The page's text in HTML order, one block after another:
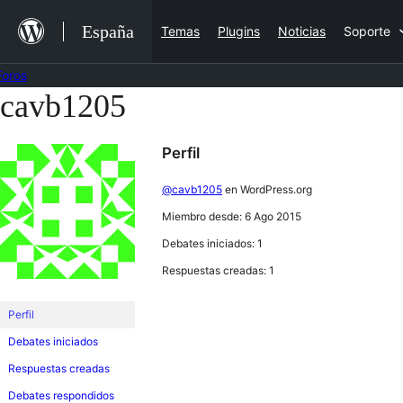
contenido
España Temas Plugins Noticias Soporte
Saltar
contenido
cavb1205
Perfil
Debates iniciados
Respuestas creadas
Debates respondidos
Perfil
@cavb1205 en WordPress.org
Miembro desde: 6 Ago 2015
Debates iniciados: 1
Respuestas creadas: 1